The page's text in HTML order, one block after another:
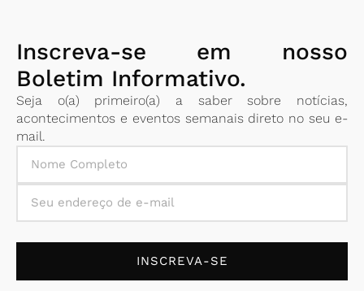
Inscreva-se em nosso
Boletim Informativo.
Seja o(a) primeiro(a) a saber sobre notícias,
acontecimentos e eventos semanais direto no seu e-
mail.
INSCREVA-SE